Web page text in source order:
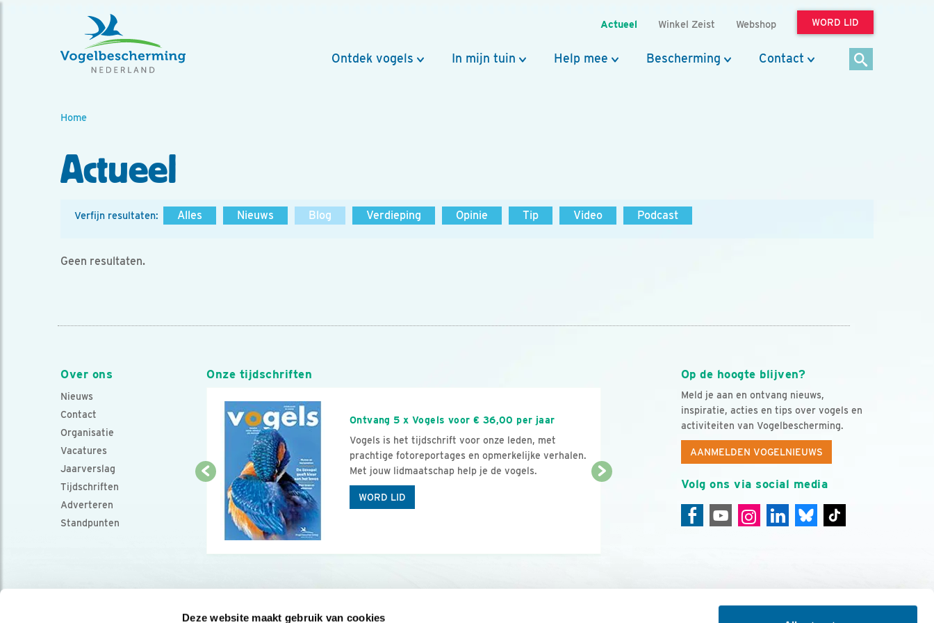
Deze website maakt gebruik van cookies
Actueel Winkel Zeist Webshop WORD LID
Ontdek vogels In mijn tuin Help mee Bescherming Contact
Home
Actueel
Verfijn resultaten: Alles Nieuws Blog Verdieping Opinie Tip Video Podcast
Geen resultaten.
Over ons
Nieuws
Contact
Organisatie
Vacatures
Jaarverslag
Tijdschriften
Adverteren
Standpunten
Op de hoogte blijven?
Meld je aan en ontvang nieuws,
inspiratie, acties en tips over vogels en
activiteiten van Vogelbescherming.
AANMELDEN VOGELNIEUWS
Volg ons via social media
Onze tijdschriften
Ontvang 5 x Vogels voor € 36,00 per jaar
Vogels is het tijdschrift voor onze leden, met
prachtige fotoreportages en opmerkelijke verhalen.
Met jouw lidmaatschap help je de vogels.
WORD LID